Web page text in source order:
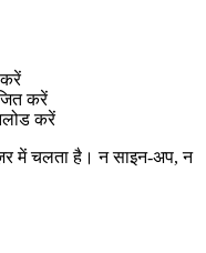
करें
करें
करें
में चलता है। न साइन‑अप, न